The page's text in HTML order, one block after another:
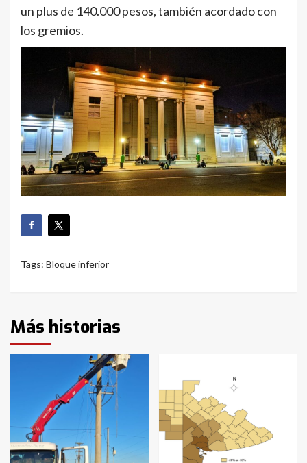
un plus de 140.000 pesos, también acordado con
los gremios.
Tags: Bloque inferior
Más historias